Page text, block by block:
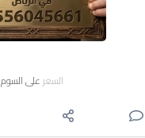
السعر على السوم